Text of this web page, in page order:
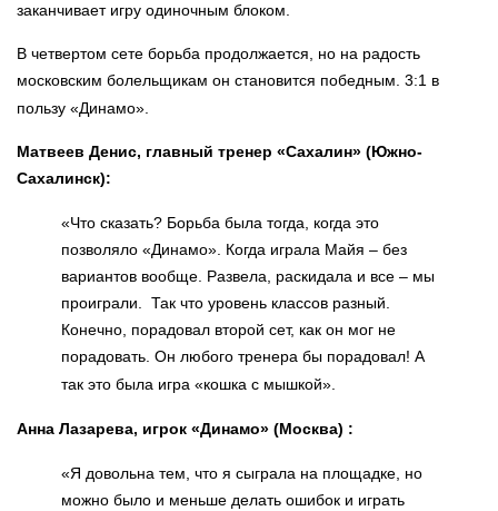
заканчивает игру одиночным блоком.
В четвертом сете борьба продолжается, но на радость
московским болельщикам он становится победным. 3:1 в
пользу «Динамо».
Матвеев Денис, главный тренер «Сахалин» (Южно-
Сахалинск):
«Что сказать? Борьба была тогда, когда это
позволяло «Динамо». Когда играла Майя – без
вариантов вообще. Развела, раскидала и все – мы
проиграли. Так что уровень классов разный.
Конечно, порадовал второй сет, как он мог не
порадовать. Он любого тренера бы порадовал! А
так это была игра «кошка с мышкой».
Анна Лазарева, игрок «Динамо» (Москва) :
«Я довольна тем, что я сыграла на площадке, но
можно было и меньше делать ошибок и играть